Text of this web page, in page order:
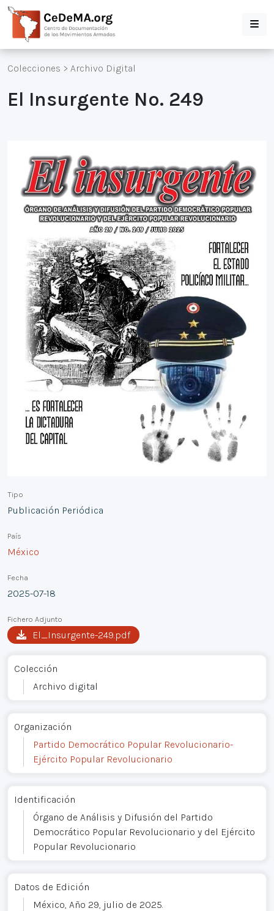
Colecciones > Archivo Digital
El Insurgente No. 249
Tipo
Publicación Periódica
País
México
Fecha
2025-07-18
Fichero Adjunto
El_Insurgente-249.pdf
Colección
Archivo digital
Organización
Partido Democrático Popular Revolucionario-
Ejército Popular Revolucionario
Identificación
Órgano de Análisis y Difusión del Partido
Democrático Popular Revolucionario y del Ejército
Popular Revolucionario
Datos de Edición
México, Año 29, julio de 2025.